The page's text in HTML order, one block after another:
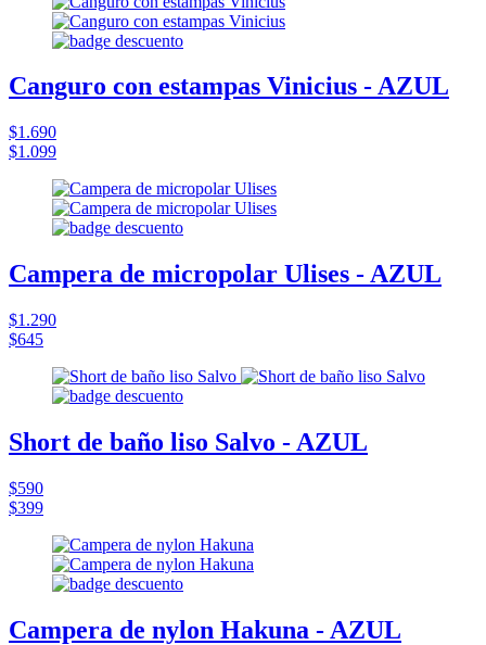
Canguro con estampas Vinicius - AZUL
$1.690
$1.099
Campera de micropolar Ulises - AZUL
$1.290
$645
Short de baño liso Salvo - AZUL
$590
$399
Campera de nylon Hakuna - AZUL